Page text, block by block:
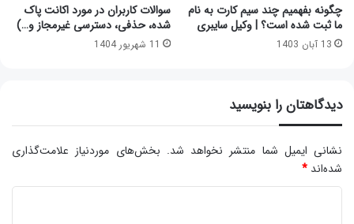
چگونه بفهمیم چند سیم کارت به نام
ما ثبت شده است؟ | وکیل سایبری
13 آبان 1403
سوالات کاربران در مورد اکانت پاک
شده، حذفی، دسترسی غیرمجاز و…)
11 شهریور 1404
دیدگاهتان را بنویسید
نشانی ایمیل شما منتشر نخواهد شد. بخش‌های موردنیاز علامت‌گذاری
شده‌اند *